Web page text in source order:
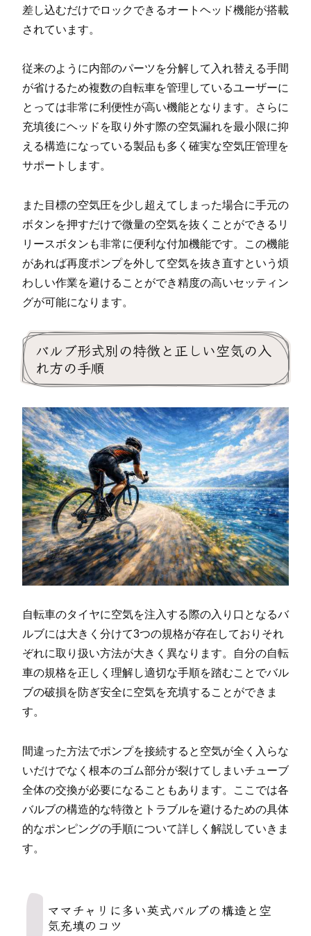
差し込むだけでロックできるオートヘッド機能が搭載
されています。
従来のように内部のパーツを分解して入れ替える手間
が省けるため複数の自転車を管理しているユーザーに
とっては非常に利便性が高い機能となります。さらに
充填後にヘッドを取り外す際の空気漏れを最小限に抑
える構造になっている製品も多く確実な空気圧管理を
サポートします。
また目標の空気圧を少し超えてしまった場合に手元の
ボタンを押すだけで微量の空気を抜くことができるリ
リースボタンも非常に便利な付加機能です。この機能
があれば再度ポンプを外して空気を抜き直すという煩
わしい作業を避けることができ精度の高いセッティン
グが可能になります。
バルブ形式別の特徴と正しい空気の入
れ方の手順
自転車のタイヤに空気を注入する際の入り口となるバ
ルブには大きく分けて3つの規格が存在しておりそれ
ぞれに取り扱い方法が大きく異なります。自分の自転
車の規格を正しく理解し適切な手順を踏むことでバル
ブの破損を防ぎ安全に空気を充填することができま
す。
間違った方法でポンプを接続すると空気が全く入らな
いだけでなく根本のゴム部分が裂けてしまいチューブ
全体の交換が必要になることもあります。ここでは各
バルブの構造的な特徴とトラブルを避けるための具体
的なポンピングの手順について詳しく解説していきま
す。
ママチャリに多い英式バルブの構造と空
気充填のコツ